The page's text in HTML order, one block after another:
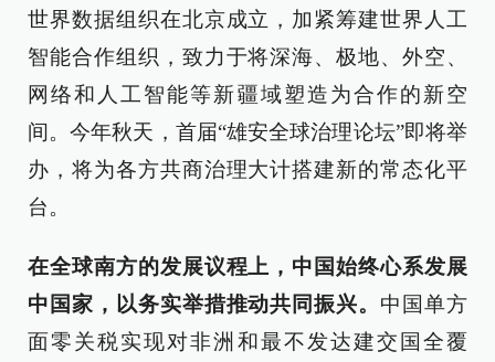
世界数据组织在北京成立，加紧筹建世界人工
智能合作组织，致力于将深海、极地、外空、
网络和人工智能等新疆域塑造为合作的新空
间。今年秋天，首届“雄安全球治理论坛”即将举
办，将为各方共商治理大计搭建新的常态化平
台。
在全球南方的发展议程上，中国始终心系发展
中国家，以务实举措推动共同振兴。 中国单方
面零关税实现对非洲和最不发达建交国全覆